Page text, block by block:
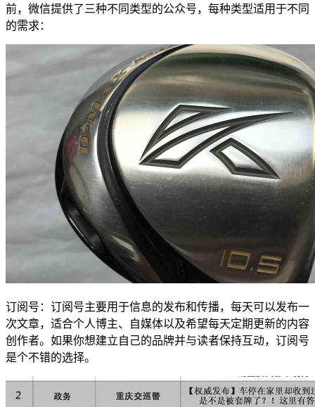
前，微信提供了三种不同类型的公众号，每种类型适用于不同
的需求：
订阅号：订阅号主要用于信息的发布和传播，每天可以发布一
次文章，适合个人博主、自媒体以及希望每天定期更新的内容
创作者。如果你想建立自己的品牌并与读者保持互动，订阅号
是个不错的选择。